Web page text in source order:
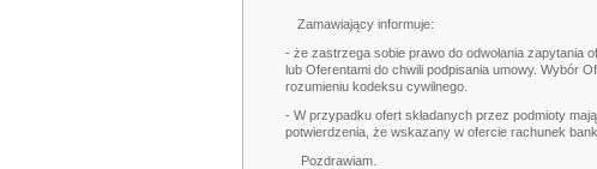
Zamawiający informuje:
- że zastrzega sobie prawo do odwołania
lub Oferentami do chwili podpisania umowy. Wybór
rozumieniu kodeksu cywilnego.
- W przypadku ofert składanych przez podmioty
potwierdzenia, że wskazany w ofercie rachunek
Pozdrawiam.